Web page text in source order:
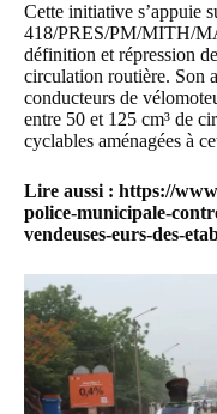
Cette initiative s’appuie
418/PRES/PM/MITH/
définition et répression
circulation routière. Son
conducteurs de
entre 50 et 125 cm³ de
cyclables aménagées à
Lire aussi : https://
police-municipale-
vendeuses-eurs-des-